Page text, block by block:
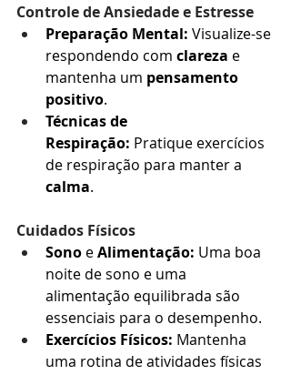
Controle de Ansiedade e Estresse
Preparação Mental: Visualize-se
respondendo com clareza e
mantenha um pensamento
positivo.
Técnicas de
Respiração: Pratique exercícios
de respiração para manter a
calma.
Cuidados Físicos
Sono e Alimentação: Uma boa
noite de sono e uma
alimentação equilibrada são
essenciais para o desempenho.
Exercícios Físicos: Mantenha
uma rotina de atividades físicas